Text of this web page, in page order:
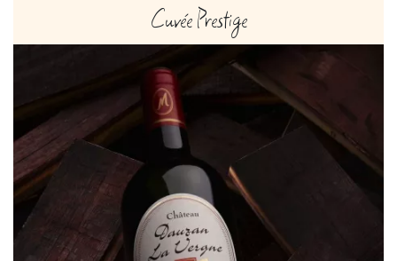
Cuvée Prestige